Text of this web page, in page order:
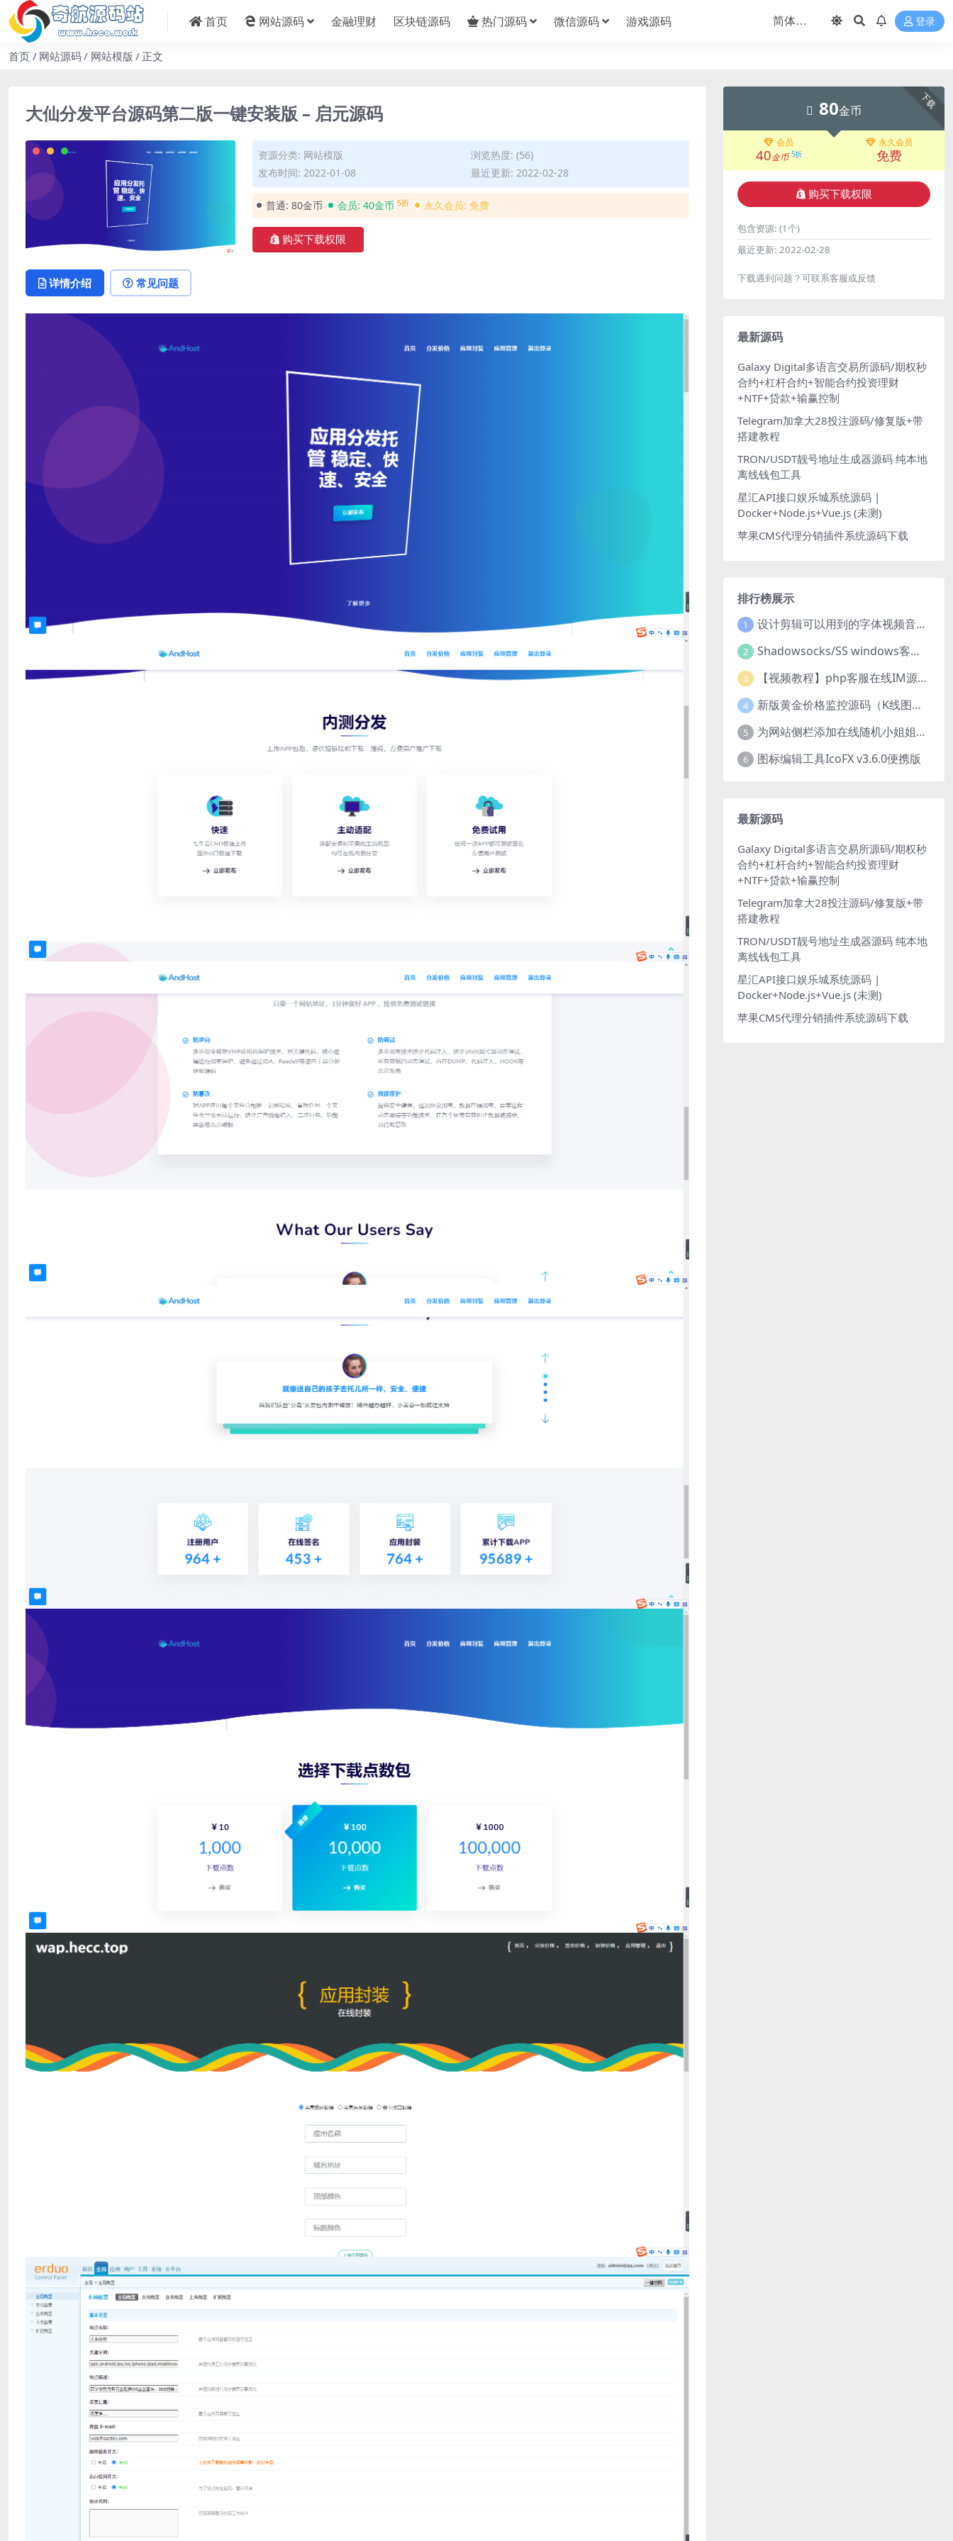
首页 网站源码 金融理财 区块链源码 热门源码 微信源码 游戏源码 登录
首页 网站源码 网站模版 正文
大仙分发平台源码第二版一键安装版 – 启元源码
资源分类: 网站模版
浏览热度: (56)
发布时间: 2022-01-08
最近更新: 2022-02-28
普通: 80金币 会员: 40金币 5折 永久会员: 免费
购买下载权限
详情介绍 常见问题
下载
80金币
会员
40金币 5折
永久会员
免费
购买下载权限
包含资源: (1个)
最近更新: 2022-02-28
下载遇到问题？可联系客服或反馈
最新源码
Galaxy Digital多语言交易所源码/期权秒
合约+杠杆合约+智能合约投资理财
+NTF+贷款+输赢控制
Telegram加拿大28投注源码/修复版+带
搭建教程
TRON/USDT靓号地址生成器源码 纯本地
离线钱包工具
星汇API接口娱乐城系统源码 |
Docker+Node.js+Vue.js (未测)
苹果CMS代理分销插件系统源码下载
排行榜展示
1 设计剪辑可以用到的字体视频音乐音效素材
2 Shadowsocks/SS windows客户端下载
3 【视频教程】php客服在线IM源码 网页在线客服软件代码
4 新版黄金价格监控源码（K线图模块，黄金舆情模块，AI智能客服源码）
5 为网站侧栏添加在线随机小姐姐视频小功能源码
6 图标编辑工具IcoFX v3.6.0便携版
最新源码
Galaxy Digital多语言交易所源码/期权秒
合约+杠杆合约+智能合约投资理财
+NTF+贷款+输赢控制
Telegram加拿大28投注源码/修复版+带
搭建教程
TRON/USDT靓号地址生成器源码 纯本地
离线钱包工具
星汇API接口娱乐城系统源码 |
Docker+Node.js+Vue.js (未测)
苹果CMS代理分销插件系统源码下载